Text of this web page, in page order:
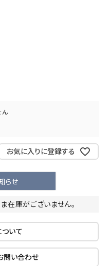
ん
お気に入りに登録する
らせ
在庫がございません。
いて
問い合わせ